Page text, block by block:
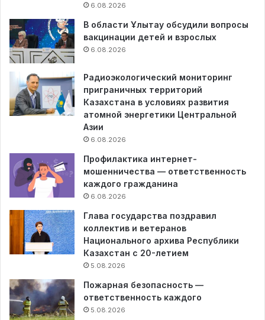
6.08.2026
В области Ұлытау обсудили вопросы
вакцинации детей и взрослых
6.08.2026
Радиоэкологический мониторинг
приграничных территорий
Казахстана в условиях развития
атомной энергетики Центральной
Азии
6.08.2026
Профилактика интернет-
мошенничества — ответственность
каждого гражданина
6.08.2026
Глава государства поздравил
коллектив и ветеранов
Национального архива Республики
Казахстан с 20-летием
5.08.2026
Пожарная безопасность —
ответственность каждого
5.08.2026